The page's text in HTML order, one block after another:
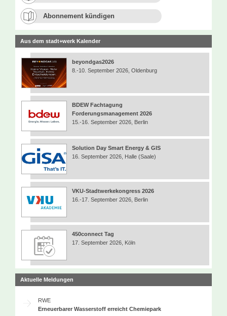
Abonnement kündigen
Aus dem stadt+werk Kalender
beyondgas2026
8.-10. September 2026, Oldenburg
BDEW Fachtagung
Forderungsmanagement 2026
15.-16. September 2026, Berlin
Solution Day Smart Energy & GIS
16. September 2026, Halle (Saale)
VKU-Stadtwerkekongress 2026
16.-17. September 2026, Berlin
450connect Tag
17. September 2026, Köln
Aktuelle Meldungen
RWE
Erneuerbarer Wasserstoff erreicht Chemiepark